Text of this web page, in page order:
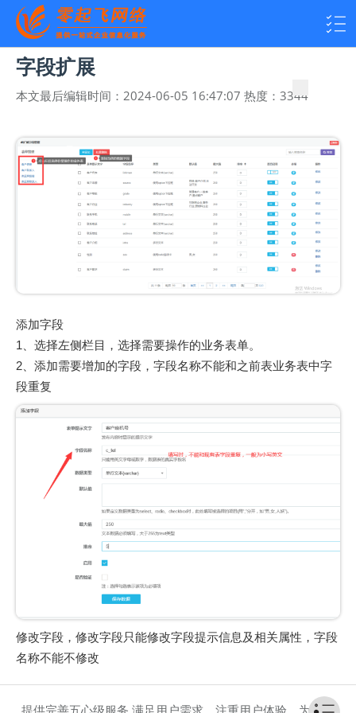
字段扩展
本文最后编辑时间： 2024-06-05 16:47:07 热度： 3344
添加字段
1、选择左侧栏目，选择需要操作的业务表单。
2、添加需要增加的字段，字段名称不能和之前表业务表中字
段重复
修改字段，修改字段只能修改字段提示信息及相关属性，字段
名称不能不修改
提供完善五心级服务,满足用户需求，注重用户体验，为客户